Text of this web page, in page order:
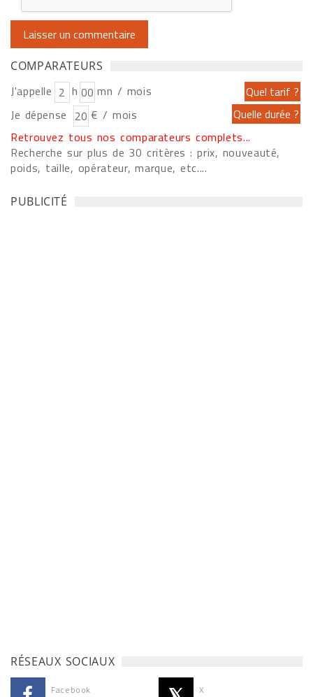
COMPARATEURS
J'appelle h
mn / mois
Je dépense
€ / mois
Retrouvez tous nos comparateurs complets...
Recherche sur plus de 30 critères : prix, nouveauté,
poids, taille, opérateur, marque, etc....
PUBLICITÉ
RÉSEAUX SOCIAUX
Facebook X